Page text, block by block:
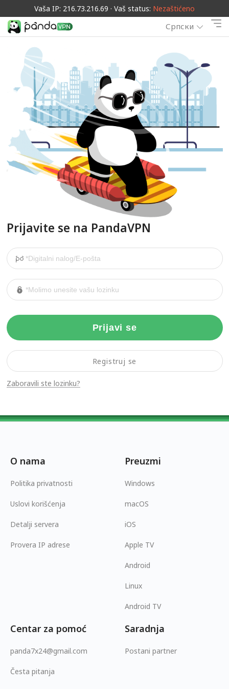
Vaša IP: 216.73.216.69 · Vaš status: Nezaštićeno
Српски
Prijavite se na PandaVPN
Prijavi se
Zaboravili ste lozinku?
Registruj se
O nama
Politika privatnosti
Uslovi korišćenja
Detalji servera
Provera IP adrese
Preuzmi
Windows
macOS
iOS
Apple TV
Android
Linux
Android TV
Centar za pomoć
panda7x24@gmail.com
Česta pitanja
Saradnja
Postani partner